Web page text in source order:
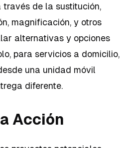
de la sustitución,
magnificación, y otros
alternativas y opciones
para servicios a domicilio,
una unidad móvil
diferente.
Acción